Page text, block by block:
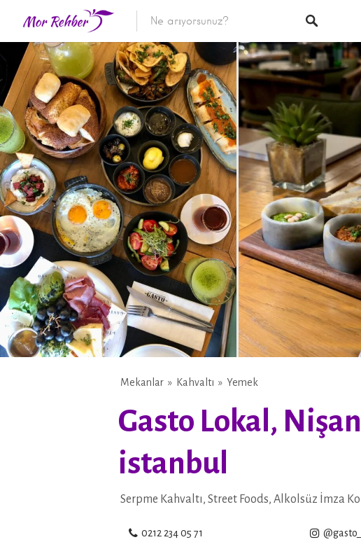
Mekanlar Kahvaltı Yemek
Gasto Lokal,
istanbul
Serpme Kahvaltı, Street Foods, Alkolsüz İmza
0212 234 05 71